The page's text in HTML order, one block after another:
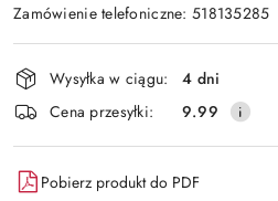
Zamówienie telefoniczne: 518135285
Wyślij
Dostępność
i
dostawa
Wysyłka w ciągu:
4 dni
Cena przesyłki:
9.99
Pobierz produkt do PDF